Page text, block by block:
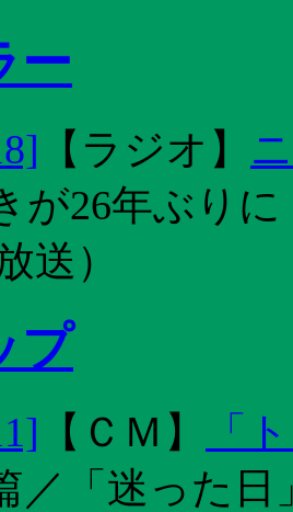
ー
【 ラジオ 】
が26年ぶり
送）
プ
【 ＣＭ 】
「
／「迷った